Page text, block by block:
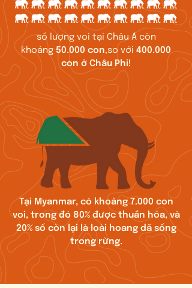
số lượng voi tại Châu Á còn
khoảng 50.000 con,so với 400.000
con ở Châu Phi!
Tại Myanmar, có khoảng 7.000 con
voi, trong đó 80% được thuần hóa, và
20% số còn lại là loài hoang dã sống
trong rừng.